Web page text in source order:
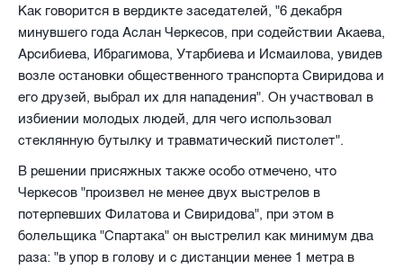
Как говорится в вердикте заседателей, "6 декабря
минувшего года Аслан Черкесов, при содействии Акаева,
Арсибиева, Ибрагимова, Утарбиева и Исмаилова, увидев
возле остановки общественного транспорта Свиридова и
его друзей, выбрал их для нападения". Он участвовал в
избиении молодых людей, для чего использовал
стеклянную бутылку и травматический пистолет".
В решении присяжных также особо отмечено, что
Черкесов "произвел не менее двух выстрелов в
потерпевших Филатова и Свиридова", при этом в
болельщика "Спартака" он выстрелил как минимум два
раза: "в упор в голову и с дистанции менее 1 метра в